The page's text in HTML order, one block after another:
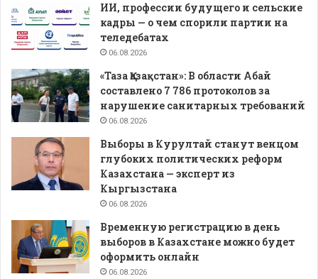
ИИ, профессии будущего и сельские
кадры — о чем спорили партии на
теледебатах
06.08.2026
«Таза Қазақстан»: В области Абай
составлено 7 786 протоколов за
нарушение санитарных требований
06.08.2026
Выборы в Курултай станут венцом
глубоких политических реформ
Казахстана — эксперт из
Кыргызстана
06.08.2026
Временную регистрацию в день
выборов в Казахстане можно будет
оформить онлайн
06.08.2026